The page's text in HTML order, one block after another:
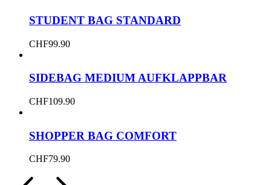
STUDENT BAG STANDARD
CHF99.90
SIDEBAG MEDIUM AUFKLAPPBAR
CHF109.90
SHOPPER BAG COMFORT
CHF79.90